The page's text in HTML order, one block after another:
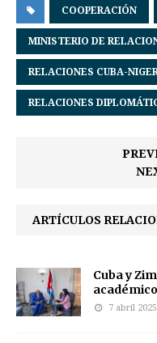
COOPERACIÓN
MINISTERIO DE
RELACIONES CUBA-
RELACIONES
ARTÍCULOS
Cuba y
7 abril 2025